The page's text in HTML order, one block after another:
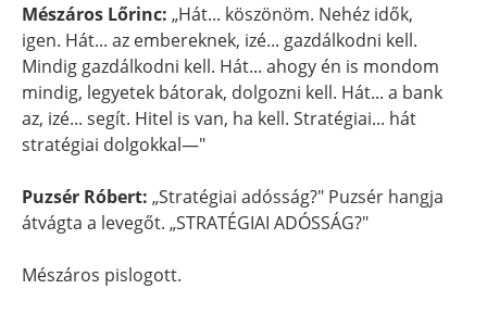
Mészáros Lőrinc: „Hát... köszönöm. Nehéz idők,
igen. Hát... az embereknek, izé... gazdálkodni kell.
Mindig gazdálkodni kell. Hát... ahogy én is mondom
mindig, legyetek bátorak, dolgozni kell. Hát... a bank
az, izé... segít. Hitel is van, ha kell. Stratégiai... hát
stratégiai dolgokkal—"
Puzsér Róbert: „Stratégiai adósság?" Puzsér hangja
átvágta a levegőt. „STRATÉGIAI ADÓSSÁG?"
Mészáros pislogott.